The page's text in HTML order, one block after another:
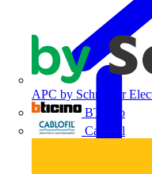
APC by Schneider
BTicino
Cablofil